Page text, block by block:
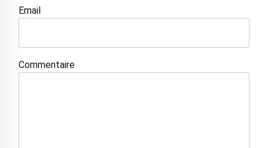
Email
Commentaire